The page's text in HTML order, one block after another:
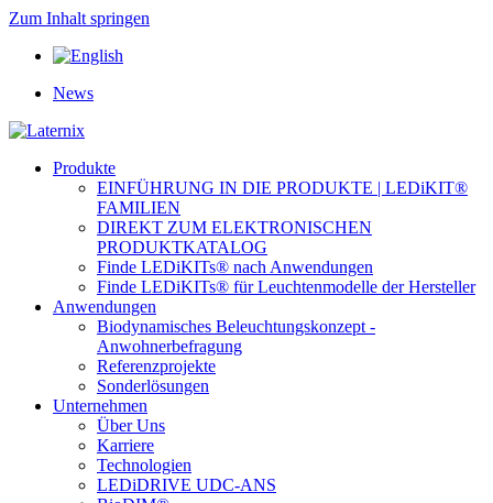
Zum Inhalt springen
News
Produkte
EINFÜHRUNG IN DIE PRODUKTE | LEDiKIT®
FAMILIEN
DIREKT ZUM ELEKTRONISCHEN
PRODUKTKATALOG
Finde LEDiKITs® nach Anwendungen
Finde LEDiKITs® für Leuchtenmodelle der Hersteller
Anwendungen
Biodynamisches Beleuchtungskonzept -
Anwohnerbefragung
Referenzprojekte
Sonderlösungen
Unternehmen
Über Uns
Karriere
Technologien
LEDiDRIVE UDC-ANS